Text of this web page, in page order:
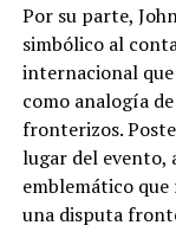
Por su parte,
simbólico al
internacional que
como analogía
fronterizos.
lugar del evento,
emblemático
una disputa